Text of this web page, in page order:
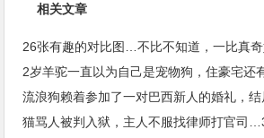
相关文章
26张有趣的对比图…不比不知道，一比真奇
2岁羊驼一直以为自己是宠物狗，住豪宅还
流浪狗赖着参加了一对巴西新人的婚礼，
猫骂人被判入狱，主人不服找律师打官司